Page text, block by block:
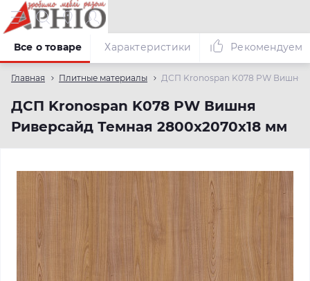
Главная Плитные материалы ДСП Kronospan K078 PW Вишня
ДСП Kronospan K078 PW Вишня
Риверсайд Темная 2800x2070x18 мм
Все о товаре Характеристики Рекомендуем